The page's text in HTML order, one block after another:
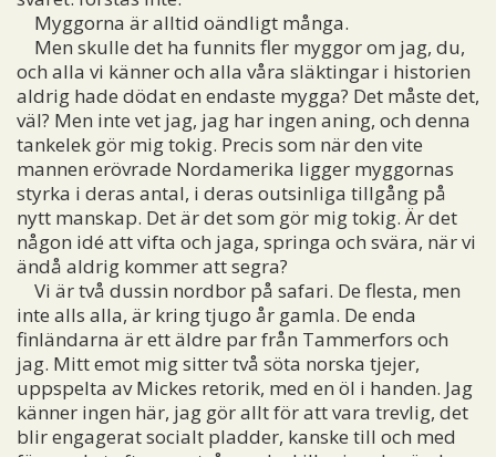
Myggorna är alltid oändligt många.
Men skulle det ha funnits fler myggor om jag, du,
och alla vi känner och alla våra släktingar i historien
aldrig hade dödat en endaste mygga? Det måste det,
väl? Men inte vet jag, jag har ingen aning, och denna
tankelek gör mig tokig. Precis som när den vite
mannen erövrade Nordamerika ligger myggornas
styrka i deras antal, i deras outsinliga tillgång på
nytt manskap. Det är det som gör mig tokig. Är det
någon idé att vifta och jaga, springa och svära, när vi
ändå aldrig kommer att segra?
Vi är två dussin nordbor på safari. De flesta, men
inte alls alla, är kring tjugo år gamla. De enda
finländarna är ett äldre par från Tammerfors och
jag. Mitt emot mig sitter två söta norska tjejer,
uppspelta av Mickes retorik, med en öl i handen. Jag
känner ingen här, jag gör allt för att vara trevlig, det
blir engagerat socialt pladder, kanske till och med